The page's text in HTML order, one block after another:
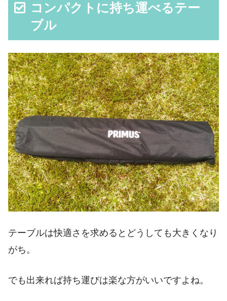
コンパクトに持ち運べるテー
ブル
テーブルは快適さを求めるとどうしても大きくなり
がち。
でも出来れば持ち運びは楽な方がいいですよね。